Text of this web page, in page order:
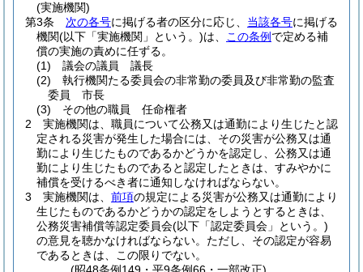
(実施機関)
第3条
次の各号に掲げる者の区分に応じ、 当該各号に掲げる
機関(以下「実施機関」という。)は、 この条例 で定める補
償の実施の責めに任ずる。
(1)
議会の議員 議長
(2)
執行機関たる委員会の非常勤の委員及び非常勤の監査
委員 市長
(3)
その他の職員 任命権者
2
実施機関は、職員について公務又は通勤により生じたと認
定される災害が発生した場合には、その災害が公務又は通
勤により生じたものであるかどうかを認定し、公務又は通
勤により生じたものであると認定したときは、すみやかに
補償を受けるべき者に通知しなければならない。
3
実施機関は、 前項の規定による災害が公務又は通勤により
生じたものであるかどうかの認定をしようとするときは、
公務災害補償等認定委員会(以下「認定委員会」という。)
の意見を聴かなければならない。 ただし、その認定が容易
であるときは、この限りでない。